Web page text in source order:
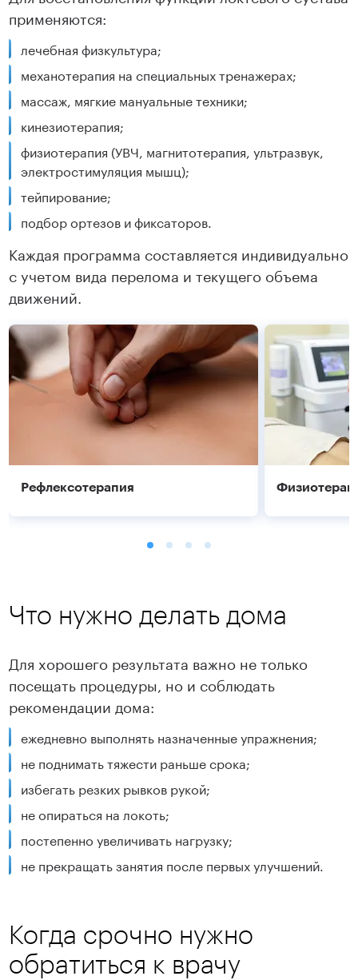
применяются:
лечебная физкультура;
механотерапия на специальных тренажерах;
массаж, мягкие мануальные техники;
кинезиотерапия;
физиотерапия (УВЧ, магнитотерапия, ультразвук,
электростимуляция мышц);
тейпирование;
подбор ортезов и фиксаторов.
Каждая программа составляется индивидуально
с учетом вида перелома и текущего объема
движений.
Рефлексотерапия
Подробнее
Что нужно делать дома
Для хорошего результата важно не только
посещать процедуры, но и соблюдать
рекомендации дома:
ежедневно выполнять назначенные упражнения;
не поднимать тяжести раньше срока;
избегать резких рывков рукой;
не опираться на локоть;
постепенно увеличивать нагрузку;
не прекращать занятия после первых улучшений.
Когда срочно нужно
обратиться к врачу